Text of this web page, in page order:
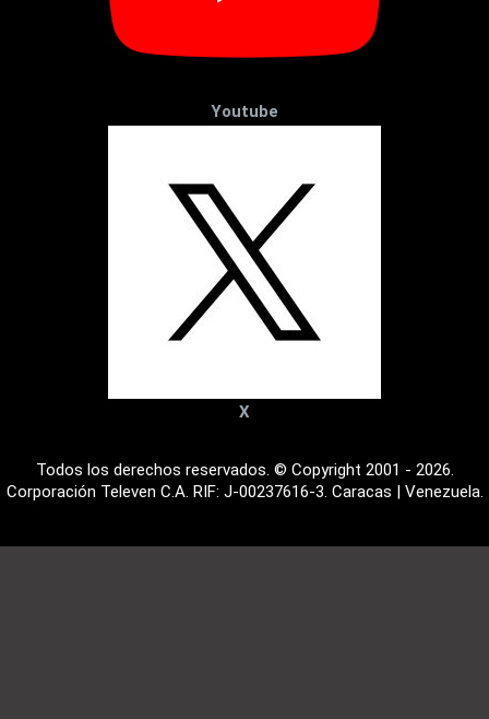
Youtube
X
Todos los derechos reservados. © Copyright 2001 - 2026.
Corporación Televen C.A. RIF: J-00237616-3. Caracas | Venezuela.